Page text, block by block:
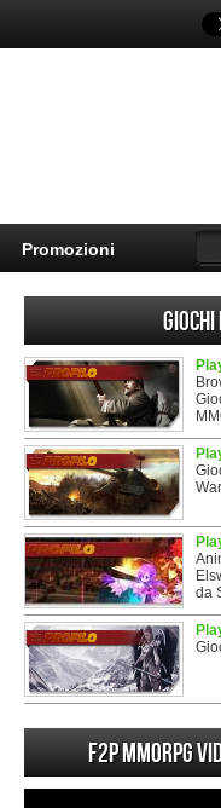
Promozioni
Giochi
da
F2P MMORPG